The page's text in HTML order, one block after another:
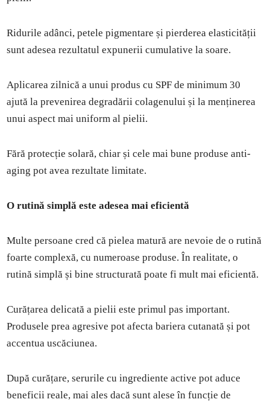
Ridurile adânci, petele pigmentare și pierderea elasticității
sunt adesea rezultatul expunerii cumulative la soare.
Aplicarea zilnică a unui produs cu SPF de minimum 30
ajută la prevenirea degradării colagenului și la menținerea
unui aspect mai uniform al pielii.
Fără protecție solară, chiar și cele mai bune produse anti-
aging pot avea rezultate limitate.
O rutină simplă este adesea mai eficientă
Multe persoane cred că pielea matură are nevoie de o rutină
foarte complexă, cu numeroase produse. În realitate, o
rutină simplă și bine structurată poate fi mult mai eficientă.
Curățarea delicată a pielii este primul pas important.
Produsele prea agresive pot afecta bariera cutanată și pot
accentua uscăciunea.
După curățare, serurile cu ingrediente active pot aduce
beneficii reale, mai ales dacă sunt alese în funcție de